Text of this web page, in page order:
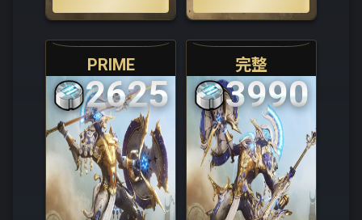
PRIME
2625
完整
3990